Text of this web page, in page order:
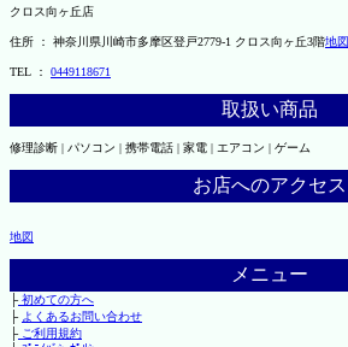
クロス向ヶ丘店
住所 ： 神奈川県川崎市多摩区登戸2779-1 クロス向ヶ丘3階地図
TEL ： 0449118671
取扱い商品
修理診断 | パソコン | 携帯電話 | 家電 | エアコン | ゲーム
お店へのアクセス
地図
メニュー
├初めての方へ
├ よくあるお問い合わせ
├ご利用規約